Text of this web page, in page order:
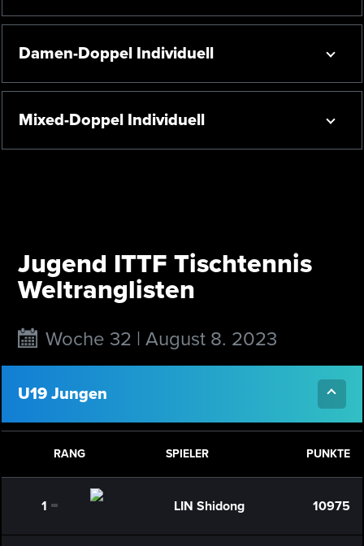
Damen-Doppel Individuell
Mixed-Doppel Individuell
Jugend ITTF Tischtennis
Weltranglisten
Woche 32 | August 8. 2023
U19 Jungen
RANG SPIELER PUNKTE
1 0 LIN Shidong 10975